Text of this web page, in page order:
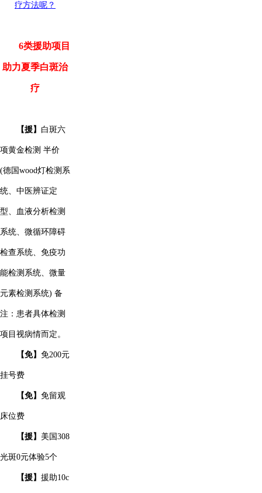
疗方法呢？
6类援助项目
助力夏季白斑治
疗
【援】 白斑六
项黄金检测 半价
(德国wood灯检测系
统、中医辨证定
型、血液分析检测
系统、微循环障碍
检查系统、免疫功
能检测系统、微量
元素检测系统) 备
注：患者具体检测
项目视病情而定。
【免】 免200元
挂号费
【免】 免留观
床位费
【援】 美国308
光斑0元体验5个
【援】 援助10c